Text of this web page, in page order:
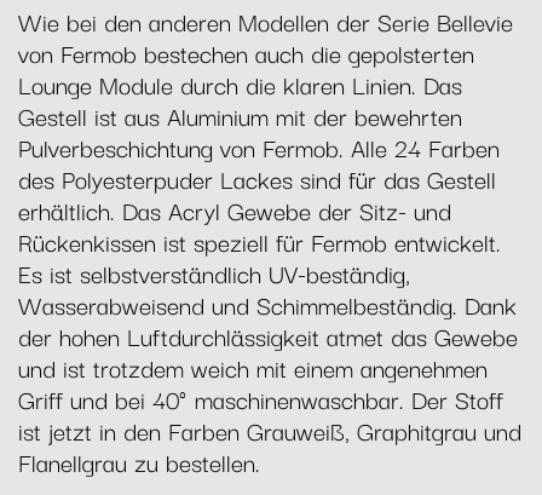
Wie bei den anderen Modellen der Serie Bellevie
von Fermob bestechen auch die gepolsterten
Lounge Module durch die klaren Linien. Das
Gestell ist aus Aluminium mit der bewehrten
Pulverbeschichtung von Fermob. Alle 24 Farben
des Polyesterpuder Lackes sind für das Gestell
erhältlich. Das Acryl Gewebe der Sitz- und
Rückenkissen ist speziell für Fermob entwickelt.
Es ist selbstverständlich UV-beständig,
Wasserabweisend und Schimmelbeständig. Dank
der hohen Luftdurchlässigkeit atmet das Gewebe
und ist trotzdem weich mit einem angenehmen
Griff und bei 40° maschinenwaschbar. Der Stoff
ist jetzt in den Farben Grauweiß, Graphitgrau und
Flanellgrau zu bestellen.